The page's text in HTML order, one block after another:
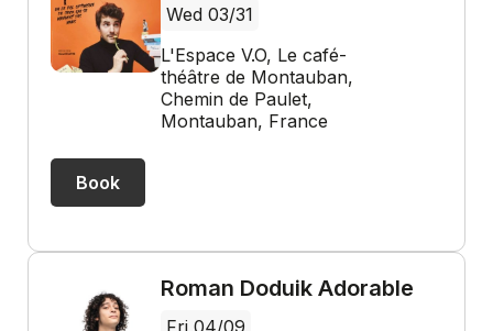
Wed 03/31
L'Espace V.O, Le café-
théâtre de Montauban,
Chemin de Paulet,
Montauban, France
Book
Roman Doduik Adorable
Fri 04/09